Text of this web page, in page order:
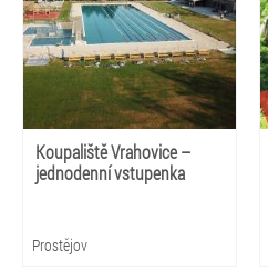
Koupaliště Vrahovice –
jednodenní vstupenka
Prostějov